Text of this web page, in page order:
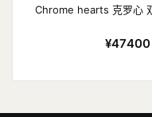
Chrome hearts 克罗心